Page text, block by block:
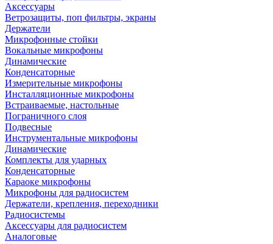
Аксессуары
Ветрозащиты, поп фильтры, экраны
Держатели
Микрофонные стойки
Вокальные микрофоны
Динамические
Конденсаторные
Измерительные микрофоны
Инсталляционные микрофоны
Встраиваемые, настольные
Пограничного слоя
Подвесные
Инструментальные микрофоны
Динамические
Комплекты для ударных
Конденсаторные
Караоке микрофоны
Микрофоны для радиосистем
Держатели, крепления, переходники
Радиосистемы
Аксессуары для радиосистем
Аналоговые